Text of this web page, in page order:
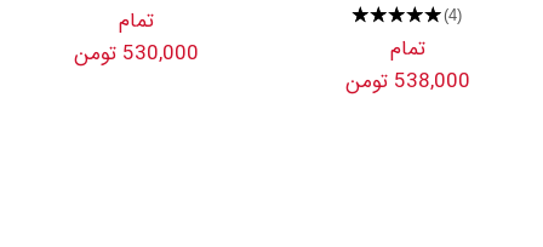
رژلب مدادی فوراور52 FT
موندگاری به شدت بالا
کیف فوراور52 صورتی